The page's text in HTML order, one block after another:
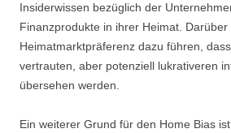
Insiderwissen bezüglich der
Finanzprodukte in ihrer Heimat.
Heimatmarktpräferenz dazu führen,
vertrauten, aber potenziell lukrativeren
übersehen werden.
Ein weiterer Grund für den Home Bias